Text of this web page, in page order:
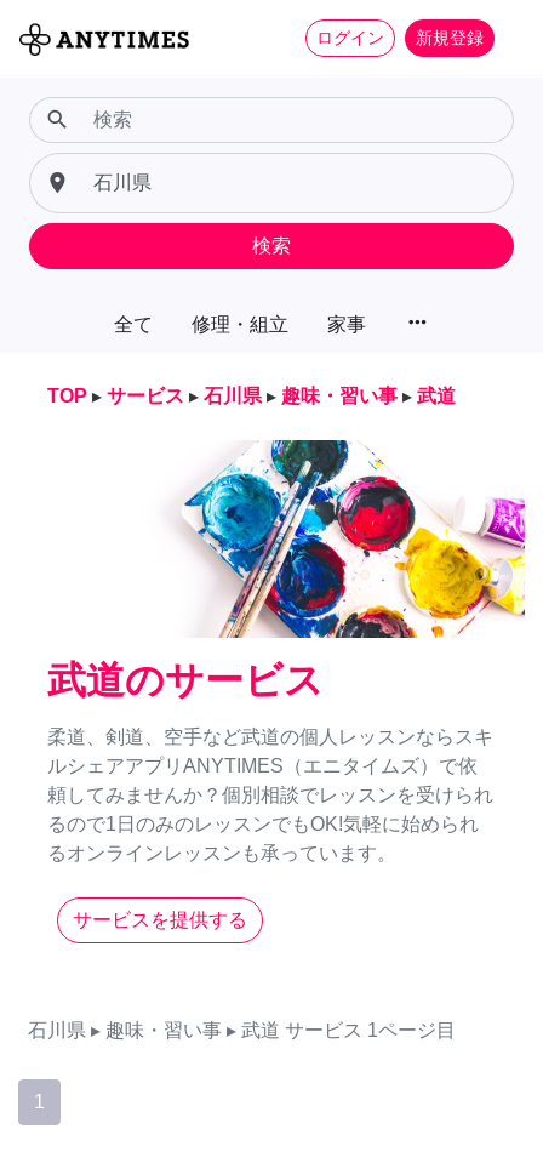
ログイン 新規登録
全て 修理・組立 家事 more_horiz
search
place
検索
TOP ▸ サービス ▸ 石川県 ▸ 趣味・習い事 ▸ 武道
武道のサービス
柔道、剣道、空手など武道の個人レッスンならスキ
ルシェアアプリANYTIMES（エニタイムズ）で依
頼してみませんか？個別相談でレッスンを受けられ
るので1日のみのレッスンでもOK!気軽に始められ
るオンラインレッスンも承っています。
サービスを提供する
石川県 ▸ 趣味・習い事 ▸ 武道 サービス 1ページ目
1